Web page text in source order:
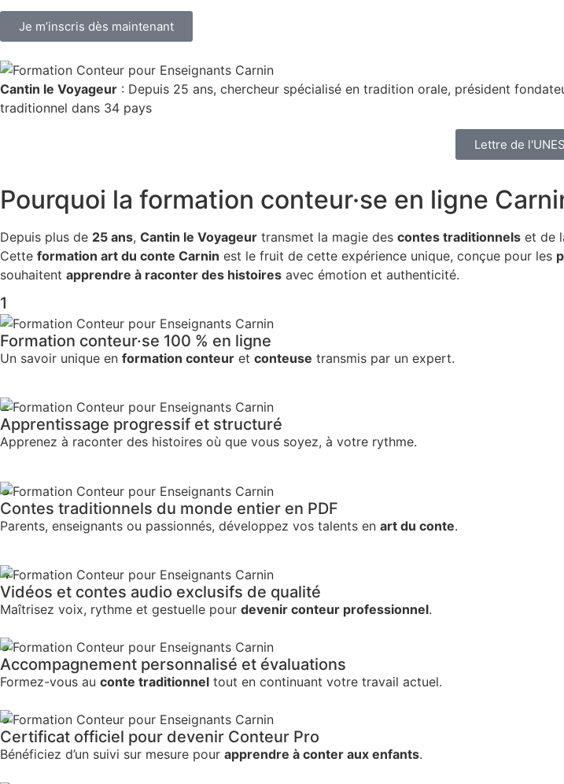
Je m’inscris dès maintenant
Cantin le Voyageur : Depuis 25 ans, chercheur spécialisé en tradition orale, président
traditionnel dans 34 pays
Lettre de
Pourquoi la formation conteur·se en ligne
Depuis plus de 25 ans, Cantin le Voyageur transmet la magie des contes traditionnels et de
Cette formation art du conte Carnin est le fruit de cette expérience unique, conçue pour les
souhaitent apprendre à raconter des histoires avec émotion et authenticité.
1
Formation conteur·se 100 % en ligne
Un savoir unique en formation conteur et conteuse transmis par un expert.
2
Apprentissage progressif et structuré
Apprenez à raconter des histoires où que vous soyez, à votre rythme.
3
Contes traditionnels du monde entier en PDF
Parents, enseignants ou passionnés, développez vos talents en art du conte.
4
Vidéos et contes audio exclusifs de qualité
Maîtrisez voix, rythme et gestuelle pour devenir conteur professionnel.
5
Accompagnement personnalisé et évaluations
Formez-vous au conte traditionnel tout en continuant votre travail actuel.
6
Certificat officiel pour devenir Conteur Pro
Bénéficiez d’un suivi sur mesure pour apprendre à conter aux enfants.